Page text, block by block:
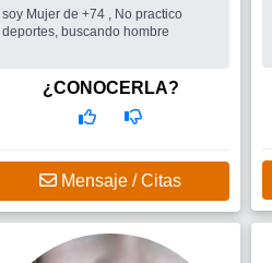
soy Mujer de +74 , No practico
deportes, buscando hombre
¿CONOCERLA?
Mensaje / Citas